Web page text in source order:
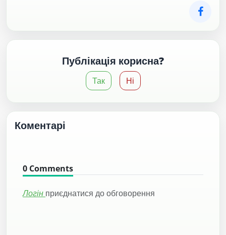
Публікація корисна?
Так Ні
Коментарі
0 Comments
Логін приєднатися до обговорення